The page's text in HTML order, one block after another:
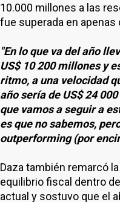
10.000 millones a las
fue superada en
"En lo que va del año
US$ 10 200 millones y
ritmo, a una velocidad
año sería de US$ 24
que vamos a seguir a
es que no sabemos,
outperforming (por
Daza también remarcó
equilibrio fiscal dentro
actual y sostuvo que el